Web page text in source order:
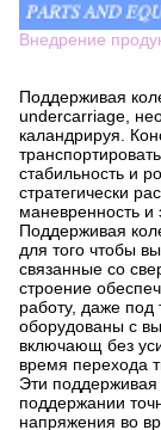
Внедрение
Поддерживая
undercarriage,
каландрируя.
стабильность и
стратегически
маневренность и
Поддерживая
для того чтобы
связанные со
строение
работу, даже
оборудованы с
включающ без
время перехода
Эти поддерживая
поддержании
напряжения во